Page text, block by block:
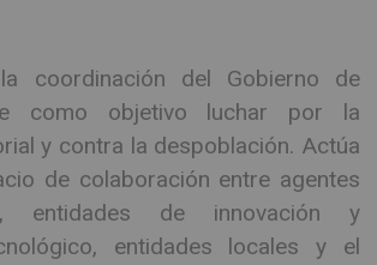
coordinación del Gobierno de
como objetivo luchar por la
y contra la despoblación. Actúa
de colaboración entre agentes
entidades de innovación y
entidades locales y el